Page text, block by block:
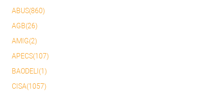
ABUS(860)
AGB(26)
AMIG(2)
APECS(107)
BAODELI(1)
CISA(1057)